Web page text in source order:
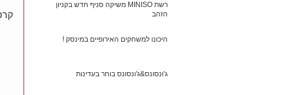
רשת MINISO משיקה סניף חדש בקניון
הזהב
היכונו למשחקים האירופיים במינסק !
ג'ונסונס&ג'ונסונס בוחר בעדינות